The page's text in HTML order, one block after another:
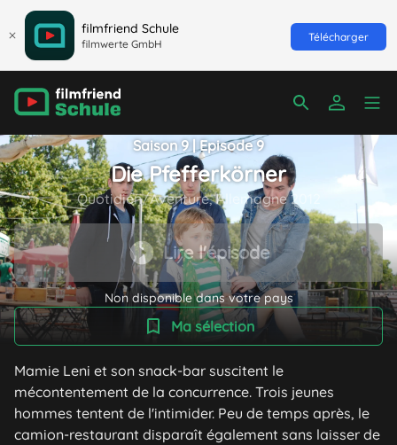
filmfriend Schule
filmwerte GmbH
Télécharger
Saison 9 | Episode 9
Die Pfefferkörner
Quotidien/Aventure, Allemagne 2012
Lire l'épisode
Non disponible dans votre pays
Ma sélection
Mamie Leni et son snack-bar suscitent le
mécontentement de la concurrence. Trois jeunes
hommes tentent de l'intimider. Peu de temps après, le
camion-restaurant disparaît également sans laisser de